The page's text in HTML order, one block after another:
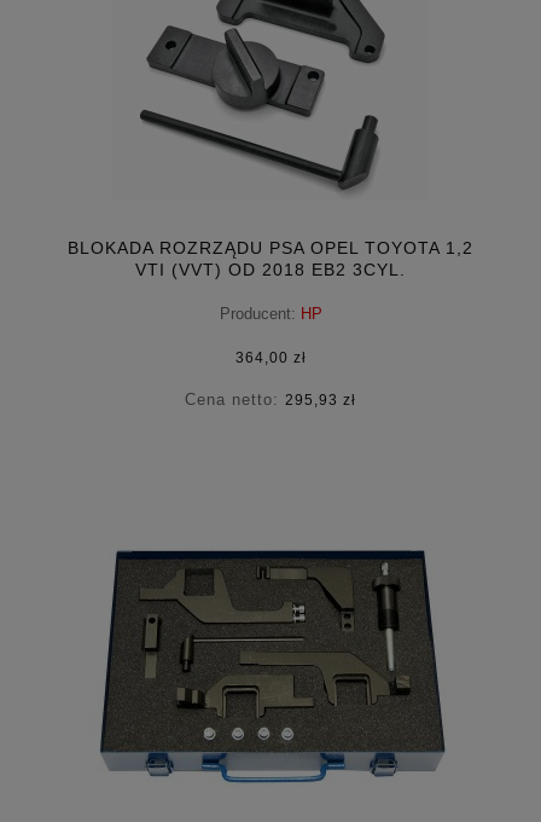
BLOKADA ROZRZĄDU PSA OPEL TOYOTA 1,2
VTI (VVT) OD 2018 EB2 3CYL.
Producent: HP
364,00 zł
Cena netto: 295,93 zł